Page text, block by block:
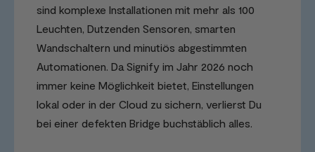
sind komplexe Installationen mit mehr als 100
Leuchten, Dutzenden Sensoren, smarten
Wandschaltern und minutiös abgestimmten
Automationen. Da Signify im Jahr 2026 noch
immer keine Möglichkeit bietet, Einstellungen
lokal oder in der Cloud zu sichern, verlierst Du
bei einer defekten Bridge buchstäblich alles.